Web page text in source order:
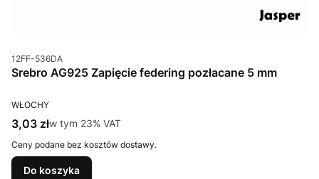
Kod produktu
12FF-536DA
Srebro AG925 Zapięcie federing pozłacane 5 mm
PRODUCENT
WŁOCHY
Cena brutto
3,03 złw tym %s VAT
w tym 23% VAT
Ceny podane bez kosztów dostawy.
Do koszyka